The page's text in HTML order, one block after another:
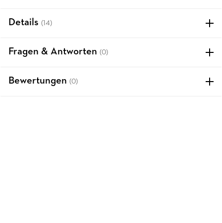
Details (14)
Fragen & Antworten (0)
Bewertungen (0)